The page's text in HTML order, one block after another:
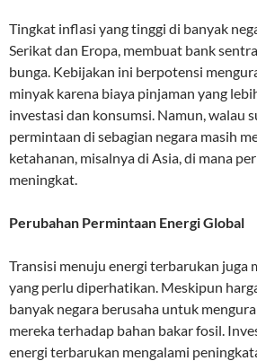
Tingkat inflasi yang tinggi di banyak
Serikat dan Eropa, membuat bank
bunga. Kebijakan ini berpotensi
minyak karena biaya pinjaman yang
investasi dan konsumsi. Namun, walau
permintaan di sebagian negara masih
ketahanan, misalnya di Asia, di mana
meningkat.
Perubahan Permintaan Energi Global
Transisi menuju energi terbarukan juga
yang perlu diperhatikan. Meskipun
banyak negara berusaha untuk
mereka terhadap bahan bakar fosil.
energi terbarukan mengalami